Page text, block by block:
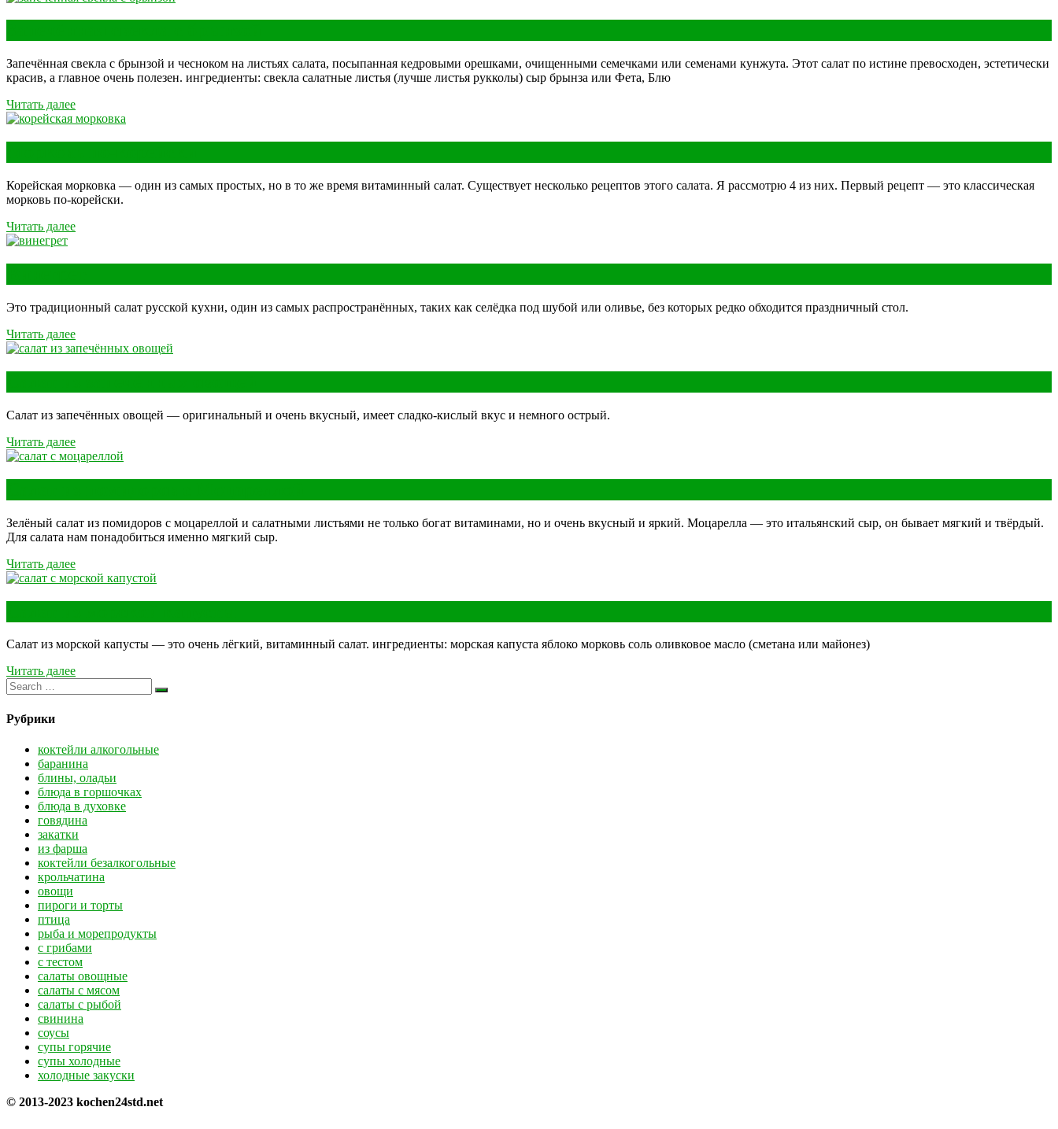
Запечённая свекла с брынзой и чесноком на листьях салата, посыпанная кедровыми орешками, очищенными семечками или семенами кунжута. Этот салат по истине превосходен, эстетически
красив, а главное очень полезен. ингредиенты: свекла салатные листья (лучше листья рукколы) сыр брынза или Фета, Блю
Читать далее
Корейская морковка — один из самых простых, но в то же время витаминный салат. Существует несколько рецептов этого салата. Я рассмотрю 4 из них. Первый рецепт — это классическая
морковь по-корейски.
Читать далее
Это традиционный салат русской кухни, один из самых распространённых, таких как селёдка под шубой или оливье, без которых редко обходится праздничный стол.
Читать далее
Салат из запечённых овощей — оригинальный и очень вкусный, имеет сладко-кислый вкус и немного острый.
Читать далее
Зелёный салат из помидоров с моцареллой и салатными листьями не только богат витаминами, но и очень вкусный и яркий. Моцарелла — это итальянский сыр, он бывает мягкий и твёрдый.
Для салата нам понадобиться именно мягкий сыр.
Читать далее
Салат из морской капусты — это очень лёгкий, витаминный салат. ингредиенты: морская капуста яблоко морковь соль оливковое масло (сметана или майонез)
Читать далее
Рубрики
коктейли алкогольные
баранина
блины, оладьи
блюда в горшочках
блюда в духовке
говядина
закатки
из фарша
коктейли безалкогольные
крольчатина
овощи
пироги и торты
птица
рыба и морепродукты
с грибами
с тестом
салаты овощные
салаты с мясом
салаты с рыбой
свинина
соусы
супы горячие
супы холодные
холодные закуски
© 2013-2023 kochen24std.net